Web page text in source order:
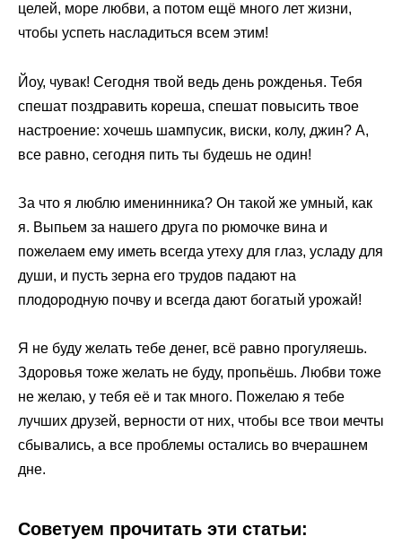
целей, море любви, а потом ещё много лет жизни,
чтобы успеть насладиться всем этим!
Йоу, чувак! Сегодня твой ведь день рожденья. Тебя
спешат поздравить кореша, спешат повысить твое
настроение: хочешь шампусик, виски, колу, джин? А,
все равно, сегодня пить ты будешь не один!
За что я люблю именинника? Он такой же умный, как
я. Выпьем за нашего друга по рюмочке вина и
пожелаем ему иметь всегда утеху для глаз, усладу для
души, и пусть зерна его трудов падают на
плодородную почву и всегда дают богатый урожай!
Я не буду желать тебе денег, всё равно прогуляешь.
Здоровья тоже желать не буду, пропьёшь. Любви тоже
не желаю, у тебя её и так много. Пожелаю я тебе
лучших друзей, верности от них, чтобы все твои мечты
сбывались, а все проблемы остались во вчерашнем
дне.
Советуем прочитать эти статьи: